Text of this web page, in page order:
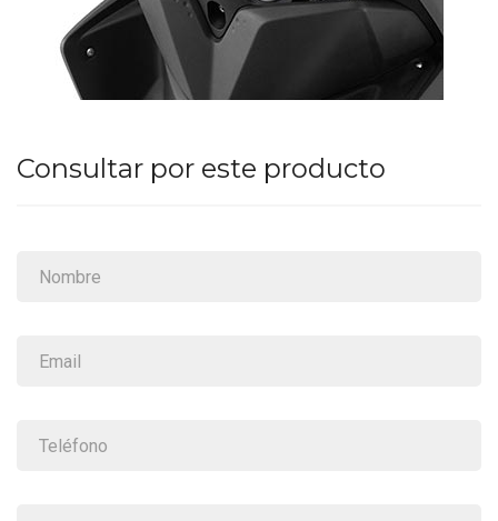
Consultar por este producto